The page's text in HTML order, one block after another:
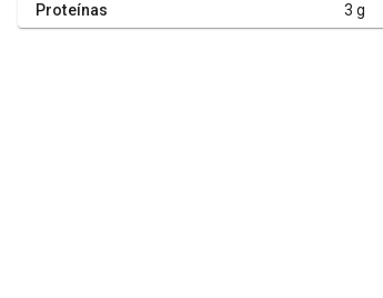
Proteínas 3 g